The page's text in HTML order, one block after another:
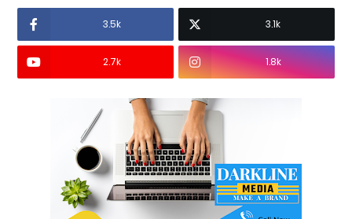
3.5k 3.1k
2.7k 1.8k